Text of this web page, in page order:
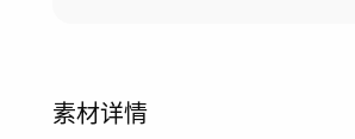
素材详情